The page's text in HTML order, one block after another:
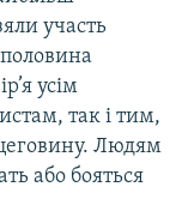
участь
усім
так і тим,
Людям
або бояться